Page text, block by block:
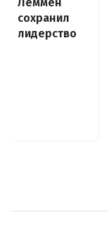
сохранил
лидерство